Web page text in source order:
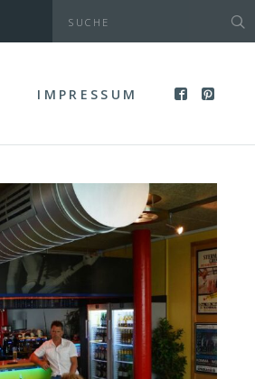
IMPRESSUM